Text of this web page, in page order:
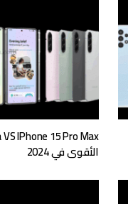
الأقوى في 2024